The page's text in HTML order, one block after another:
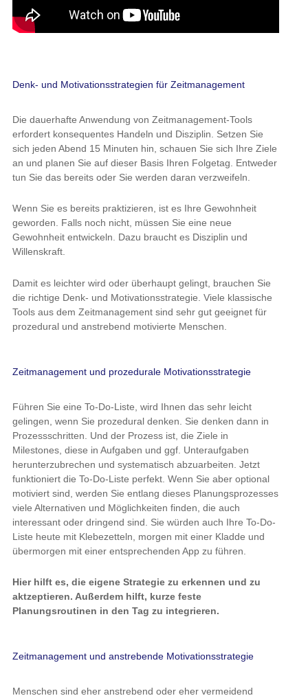
Denk- und Motivationsstrategien für Zeitmanagement
Die dauerhafte Anwendung von Zeitmanagement-Tools
erfordert konsequentes Handeln und Disziplin. Setzen Sie
sich jeden Abend 15 Minuten hin, schauen Sie sich Ihre Ziele
an und planen Sie auf dieser Basis Ihren Folgetag. Entweder
tun Sie das bereits oder Sie werden daran verzweifeln.
Wenn Sie es bereits praktizieren, ist es Ihre Gewohnheit
geworden. Falls noch nicht, müssen Sie eine neue
Gewohnheit entwickeln. Dazu braucht es Disziplin und
Willenskraft.
Damit es leichter wird oder überhaupt gelingt, brauchen Sie
die richtige Denk- und Motivationsstrategie. Viele klassische
Tools aus dem Zeitmanagement sind sehr gut geeignet für
prozedural und anstrebend motivierte Menschen.
Zeitmanagement und prozedurale Motivationsstrategie
Führen Sie eine To-Do-Liste, wird Ihnen das sehr leicht
gelingen, wenn Sie prozedural denken. Sie denken dann in
Prozessschritten. Und der Prozess ist, die Ziele in
Milestones, diese in Aufgaben und ggf. Unteraufgaben
herunterzubrechen und systematisch abzuarbeiten. Jetzt
funktioniert die To-Do-Liste perfekt. Wenn Sie aber optional
motiviert sind, werden Sie entlang dieses Planungsprozesses
viele Alternativen und Möglichkeiten finden, die auch
interessant oder dringend sind. Sie würden auch Ihre To-Do-
Liste heute mit Klebezetteln, morgen mit einer Kladde und
übermorgen mit einer entsprechenden App zu führen.
Hier hilft es, die eigene Strategie zu erkennen und zu
aktzeptieren. Außerdem hilft, kurze feste
Planungsroutinen in den Tag zu integrieren.
Zeitmanagement und anstrebende Motivationsstrategie
Menschen sind eher anstrebend oder eher vermeidend